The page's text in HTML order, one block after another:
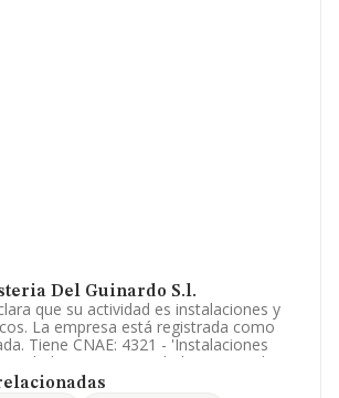
Del Guinardo S.l.
que su actividad es instalaciones y
La empresa está registrada como
Tiene CNAE: 4321 - 'Instalaciones
no tiene actividad en mercados